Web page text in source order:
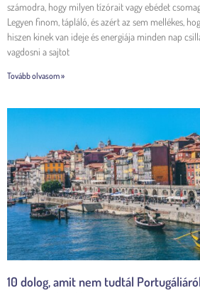
számodra, hogy milyen tízórait vagy ebédet
Legyen finom, tápláló, és azért az sem mellékes,
hiszen kinek van ideje és energiája minden nap
vagdosni a sajtot
Tovább olvasom »
10 dolog, amit nem tudtál Portugáliáról